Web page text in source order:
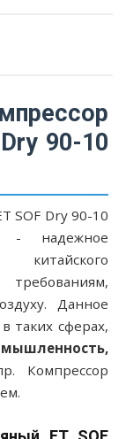
90-10
SOF Dry 90-10
- надежное
китайского
Данное
таких сферах,
Компрессор